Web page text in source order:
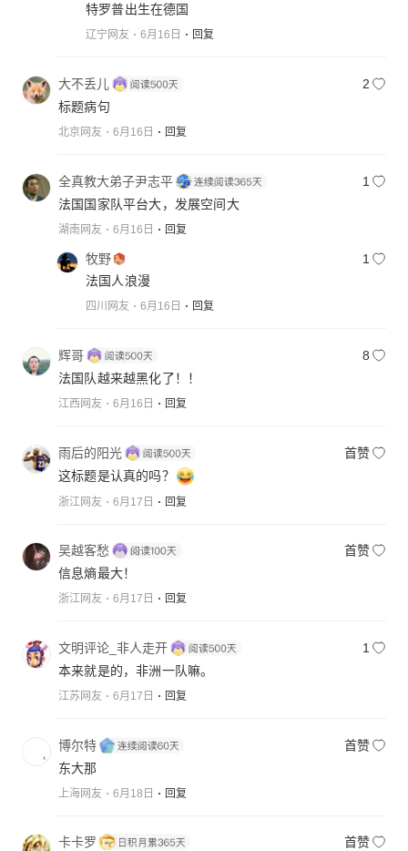
特罗普出生在德国
辽宁网友 6月16日 回复
大不丢儿
2
标题病句
北京网友 6月16日 回复
全真教大弟子尹志平
1
法国国家队平台大，发展空间大
湖南网友 6月16日 回复
牧野
1
法国人浪漫
四川网友 6月16日 回复
辉哥
8
法国队越来越黑化了！！
江西网友 6月16日 回复
雨后的阳光
首赞
这标题是认真的吗？
浙江网友 6月17日 回复
吴越客愁
首赞
信息熵最大！
浙江网友 6月17日 回复
文明评论_非人走开
1
本来就是的，非洲一队嘛。
江苏网友 6月17日 回复
博尔特
首赞
东大那
上海网友 6月18日 回复
卡卡罗
首赞